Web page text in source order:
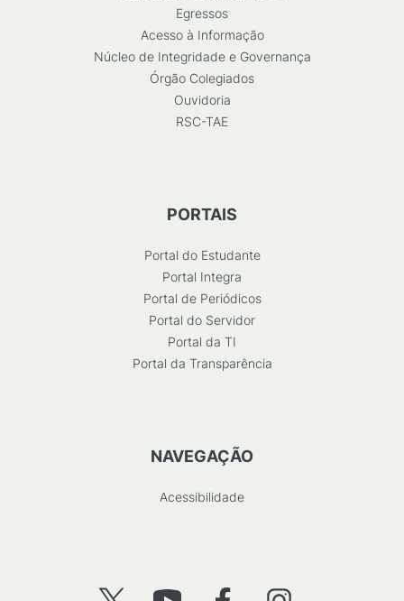
Egressos
Acesso à Informação
Núcleo de Integridade e Governança
Órgão Colegiados
Ouvidoria
RSC-TAE
PORTAIS
Portal do Estudante
Portal Integra
Portal de Periódicos
Portal do Servidor
Portal da TI
Portal da Transparência
NAVEGAÇÃO
Acessibilidade